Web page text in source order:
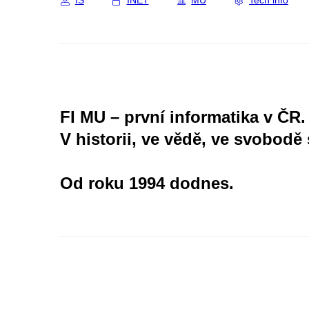
FI MU – první informatika v ČR.
V historii, ve vědě, ve svobodě
Od roku 1994 dodnes.